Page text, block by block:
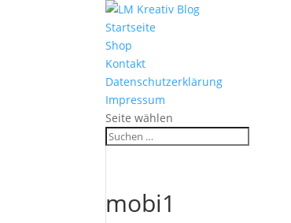
Startseite
Shop
Kontakt
Datenschutzerklärung
Impressum
Seite wählen
mobi1